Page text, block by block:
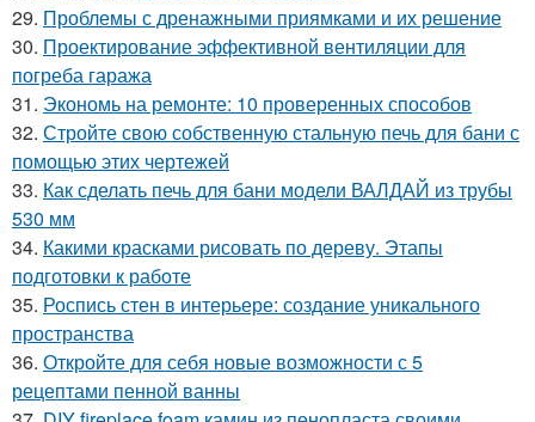
29. Проблемы с дренажными приямками и их решение
30. Проектирование эффективной вентиляции для
погреба гаража
31. Экономь на ремонте: 10 проверенных способов
32. Стройте свою собственную стальную печь для бани с
помощью этих чертежей
33. Как сделать печь для бани модели ВАЛДАЙ из трубы
530 мм
34. Какими красками рисовать по дереву. Этапы
подготовки к работе
35. Роспись стен в интерьере: создание уникального
пространства
36. Откройте для себя новые возможности с 5
рецептами пенной ванны